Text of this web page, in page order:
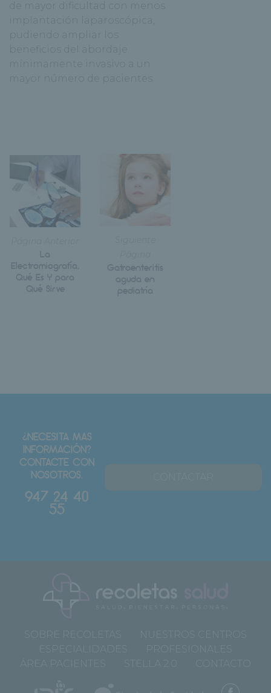
de mayor dificultad con menos
implantación laparoscópica,
pudiendo ampliar los
beneficios del abordaje
mínimamente invasivo a un
mayor número de pacientes.
La
Electromiografía,
Qué Es Y para
Qué Sirve
Gatroenteritis
aguda en
pediatría
¿NECESITA MAS
INFORMACIÓN?
CONTACTE CON
NOSOTROS.
947 24 40
55
SOBRE RECOLETAS
NUESTROS CENTROS
ESPECIALIDADES
PROFESIONALES
ÁREA PACIENTES
STELLA 2.0 CONTACTO